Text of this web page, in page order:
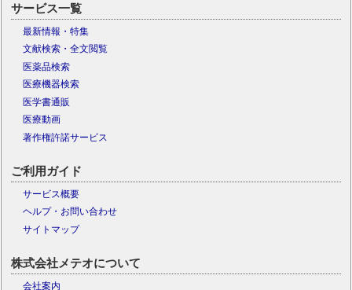
サービス一覧
最新情報・特集
文献検索・全文閲覧
医薬品検索
医療機器検索
医学書通販
医療動画
著作権許諾サービス
ご利用ガイド
サービス概要
ヘルプ・お問い合わせ
サイトマップ
株式会社メテオについて
会社案内